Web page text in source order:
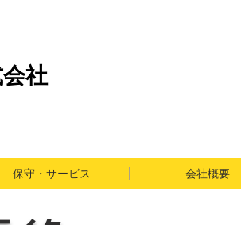
社
保守・サービス 会社概要